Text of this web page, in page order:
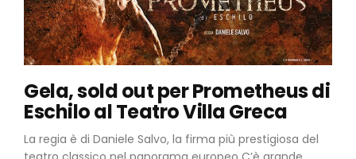
Gela, sold out per Prometheus di
Eschilo al Teatro Villa Greca
La regia è di Daniele Salvo, la firma più prestigiosa del